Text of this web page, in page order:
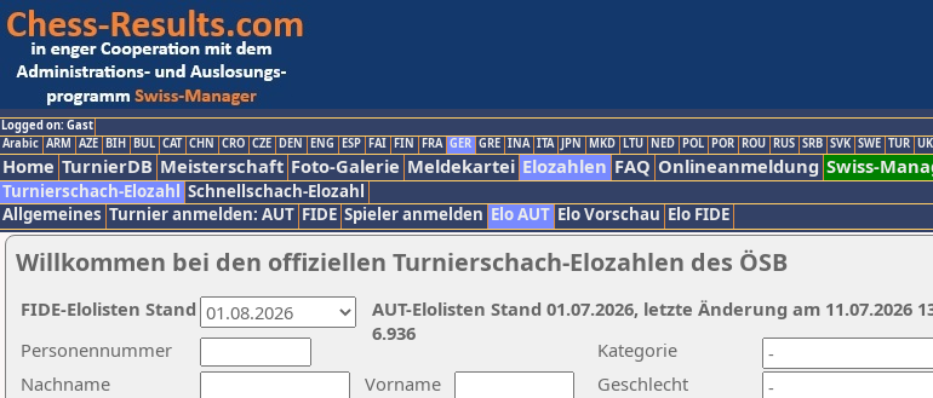
Logged on: Gast
Arabic ARM AZE BIH BUL CAT CHN CRO CZE DEN ENG ESP FAI FIN FRA GER GRE INA ITA JPN MKD LTU NED POL POR ROU RUS SRB SVK SWE TUR
Home TurnierDB Meisterschaft Foto-Galerie Meldekartei Elozahlen FAQ Onlineanmeldung Swiss-
Turnierschach-Elozahl Schnellschach-Elozahl
Allgemeines Turnier anmelden: AUT FIDE Spieler anmelden Elo AUT Elo Vorschau Elo FIDE
Willkommen bei den offiziellen Turnierschach-Elozahlen des ÖSB
Nachname
Vorname
Kategorie
Personennummer
Geschlecht
AUT-Elolisten Stand 01.07.2026, letzte Änderung am 11.07.2026
6.936
FIDE-Elolisten Stand